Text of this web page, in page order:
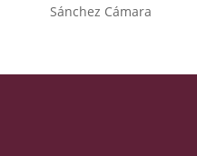
Sánchez Cámara